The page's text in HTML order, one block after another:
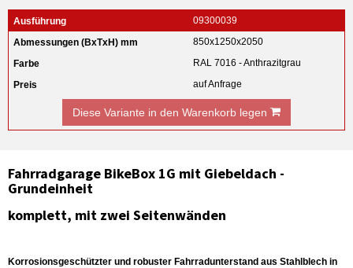
09300039
850x1250x2050
RAL 7016 - Anthrazitgrau
auf Anfrage
Diese Variante in den Warenkorb legen
Fahrradgarage BikeBox 1G mit Giebeldach -
Grundeinheit
komplett, mit zwei Seitenwänden
Korrosionsgeschützter und robuster Fahrradunterstand aus Stahlblech in